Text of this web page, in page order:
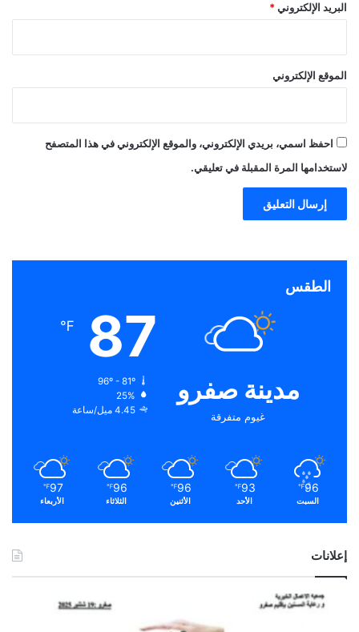
البريد الإلكتروني *
الموقع الإلكتروني
احفظ اسمي، بريدي الإلكتروني، والموقع الإلكتروني في هذا المتصفح
لاستخدامها المرة المقبلة في تعليقي.
الطقس
مدينة صفرو
غيوم متفرقة
87
℉
96º - 81º
25%
4.45 ميل/ساعة
96
℉
السبت
93
℉
الأحد
96
℉
الأثنين
96
℉
الثلاثاء
97
℉
الأربعاء
إعلانات